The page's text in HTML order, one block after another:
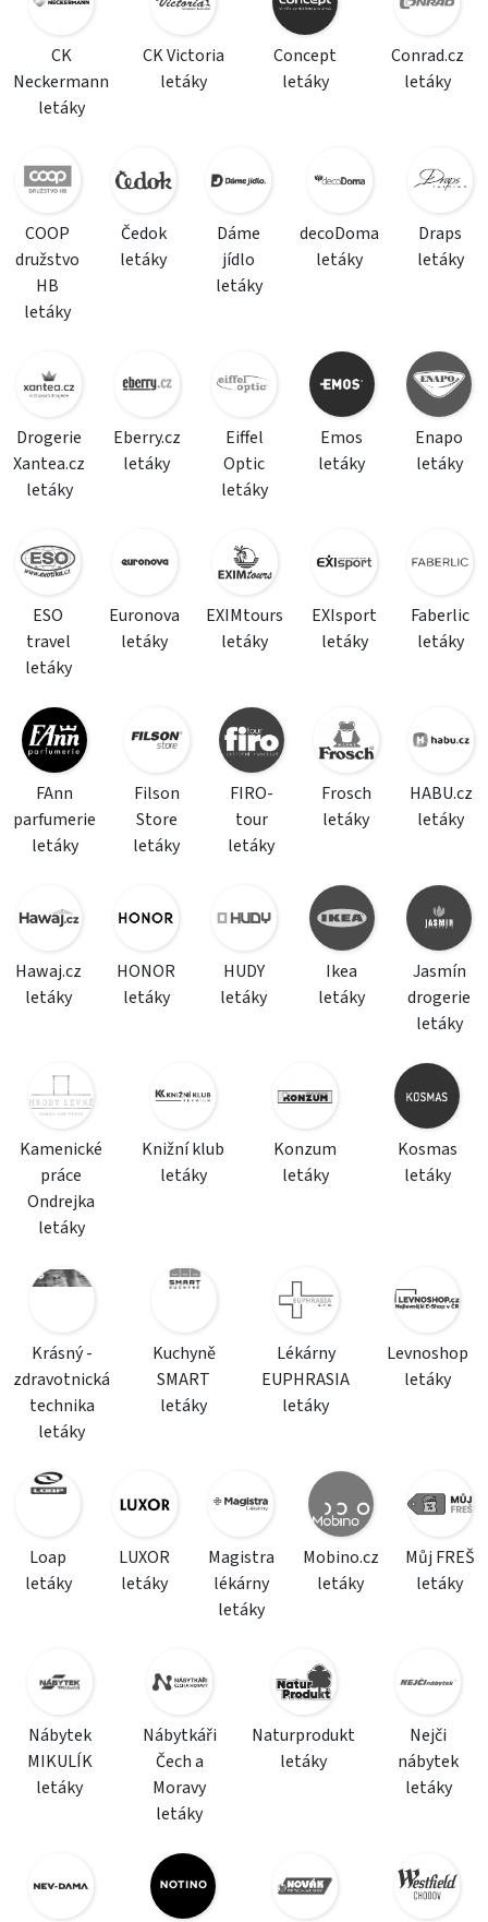
CK
Neckermann
letáky
CK Victoria
letáky
Concept
letáky
Conrad.cz
letáky
COOP
družstvo
HB
letáky
Čedok
letáky
Dáme
jídlo
letáky
decoDoma
letáky
Draps
letáky
Drogerie
Xantea.cz
letáky
Eberry.cz
letáky
Eiffel
Optic
letáky
Emos
letáky
Enapo
letáky
ESO
travel
letáky
Euronova
letáky
EXIMtours
letáky
EXIsport
letáky
Faberlic
letáky
FAnn
parfumerie
letáky
Filson
Store
letáky
FIRO-
tour
letáky
Frosch
letáky
HABU.cz
letáky
Hawaj.cz
letáky
HONOR
letáky
HUDY
letáky
Ikea
letáky
Jasmín
drogerie
letáky
Kamenické
práce
Ondrejka
letáky
Knižní klub
letáky
Konzum
letáky
Kosmas
letáky
Krásný -
zdravotnická
technika
letáky
Kuchyně
SMART
letáky
Lékárny
EUPHRASIA
letáky
Levnoshop
letáky
Loap
letáky
LUXOR
letáky
Magistra
lékárny
letáky
Mobino.cz
letáky
Můj FREŠ
letáky
Nábytek
MIKULÍK
letáky
Nábytkáři
Čech a
Moravy
letáky
Naturprodukt
letáky
Nejči
nábytek
letáky